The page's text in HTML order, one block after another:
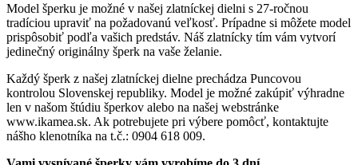
Model šperku je možné v našej zlatníckej dielni s 27-ročnou
tradíciou upraviť na požadovanú veľkosť. Prípadne si môžete model
prispôsobiť podľa vašich predstáv. Náš zlatnícky tím vám vytvorí
jedinečný originálny šperk na vaše želanie.
Každý šperk z našej zlatníckej dielne prechádza Puncovou
kontrolou Slovenskej republiky. Model je možné zakúpiť výhradne
len v našom štúdiu šperkov alebo na našej webstránke
www.ikamea.sk. Ak potrebujete pri výbere pomôcť, kontaktujte
nášho klenotníka na t.č.: 0904 618 009.